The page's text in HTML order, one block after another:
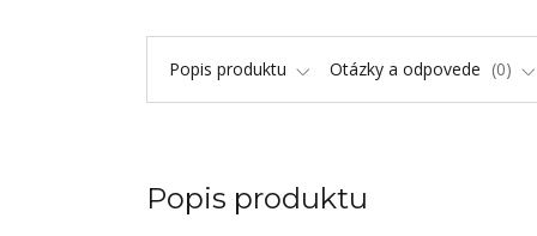
Popis produktu Otázky a odpovede 0
Popis produktu